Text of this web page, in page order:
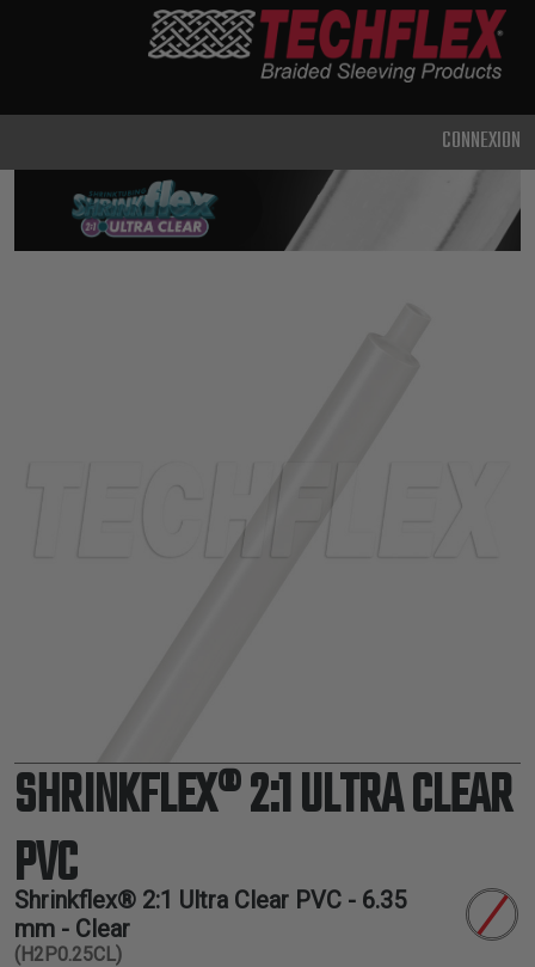
INTENSIF
MÉTAL ET
BLINDAGE
THERMORÉTRACTABLE
ACCESSOIRES
TUBES
CONNEXION
SHRINKFLEX® 2:1 ULTRA CLEAR
PVC
Shrinkflex® 2:1 Ultra Clear PVC - 6.35
mm - Clear
(H2P0.25CL)